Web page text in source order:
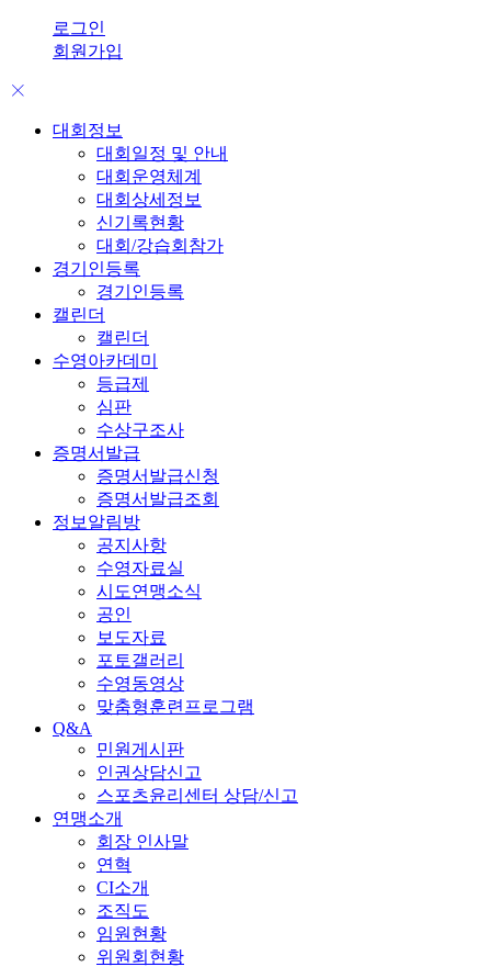
로그인
회원가입
대회정보
대회일정 및 안내
대회운영체계
대회상세정보
신기록현황
대회/강습회참가
경기인등록
경기인등록
캘린더
캘린더
수영아카데미
등급제
심판
수상구조사
증명서발급
증명서발급신청
증명서발급조회
정보알림방
공지사항
수영자료실
시도연맹소식
공인
보도자료
포토갤러리
수영동영상
맞춤형훈련프로그램
Q&A
민원게시판
인권상담신고
스포츠윤리센터 상담/신고
연맹소개
회장 인사말
연혁
CI소개
조직도
임원현황
위원회현황